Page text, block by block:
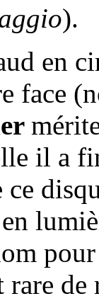
).
en
face
il a
ce
rare